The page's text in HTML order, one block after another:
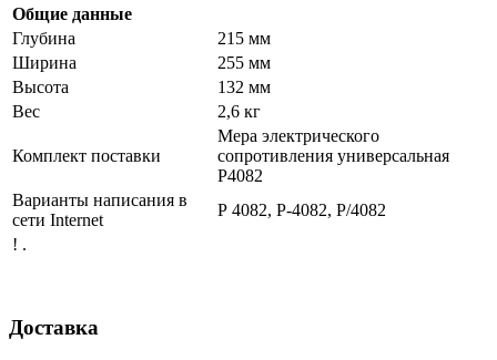
Общие данные
Глубина
215 мм
Ширина
255 мм
Высота
132 мм
Вес
2,6 кг
Комплект поставки
Мера электрического
сопротивления универсальная
Р4082
Варианты написания в
сети Internet
Р 4082, Р-4082, Р/4082
! .
Доставка